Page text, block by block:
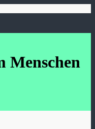
Menschen